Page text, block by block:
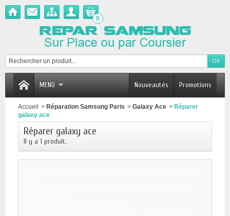
0
MENU Promotions
Nouveautés
Accueil > Réparation Samsung Paris > Galaxy Ace > Réparer
galaxy ace
Réparer galaxy ace
Il y a 1 produit.